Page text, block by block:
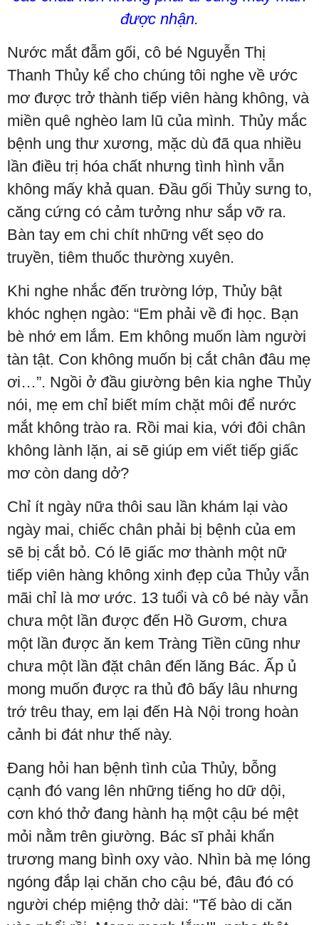
được nhận.
Nước mắt đẫm gối, cô bé Nguyễn Thị
Thanh Thủy kể cho chúng tôi nghe về ước
mơ được trở thành tiếp viên hàng không, và
miền quê nghèo lam lũ của mình. Thủy mắc
bệnh ung thư xương, mặc dù đã qua nhiều
lần điều trị hóa chất nhưng tình hình vẫn
không mấy khả quan. Đầu gối Thủy sưng to,
căng cứng có cảm tưởng như sắp vỡ ra.
Bàn tay em chi chít những vết sẹo do
truyền, tiêm thuốc thường xuyên.
Khi nghe nhắc đến trường lớp, Thủy bật
khóc nghẹn ngào: “Em phải về đi học. Bạn
bè nhớ em lắm. Em không muốn làm người
tàn tật. Con không muốn bị cắt chân đâu mẹ
ơi…”. Ngồi ở đầu giường bên kia nghe Thủy
nói, mẹ em chỉ biết mím chặt môi để nước
mắt không trào ra. Rồi mai kia, với đôi chân
không lành lặn, ai sẽ giúp em viết tiếp giấc
mơ còn dang dở?
Chỉ ít ngày nữa thôi sau lần khám lại vào
ngày mai, chiếc chân phải bị bệnh của em
sẽ bị cắt bỏ. Có lẽ giấc mơ thành một nữ
tiếp viên hàng không xinh đẹp của Thủy vẫn
mãi chỉ là mơ ước. 13 tuổi và cô bé này vẫn
chưa một lần được đến Hồ Gươm, chưa
một lần được ăn kem Tràng Tiền cũng như
chưa một lần đặt chân đến lăng Bác. Ấp ủ
mong muốn được ra thủ đô bấy lâu nhưng
trớ trêu thay, em lại đến Hà Nội trong hoàn
cảnh bi đát như thế này.
Đang hỏi han bệnh tình của Thủy, bỗng
cạnh đó vang lên những tiếng ho dữ dội,
cơn khó thở đang hành hạ một cậu bé mệt
mỏi nằm trên giường. Bác sĩ phải khẩn
trương mang bình oxy vào. Nhìn bà mẹ lóng
ngóng đắp lại chăn cho cậu bé, đâu đó có
người chép miệng thở dài: "Tế bào di căn